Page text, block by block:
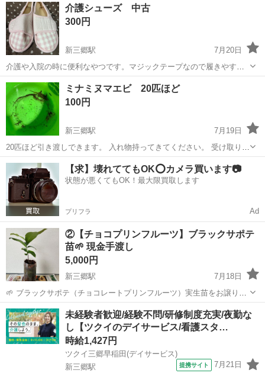
介護シューズ 中古
300円
新三郷駅
7月20日
介護や入院の時に便利なやつです。マジックテープなので履きやすい
です。23から２５センチくらいまで大丈夫だと思います。1週間くらい
使用して、少し保存していましたので神経質な方はご遠慮ください。
埼玉 三郷市 新三郷駅 その他 シューズ
ミナミヌマエビ 20匹ほど
100円
新三郷駅
7月19日
20匹ほど引き渡しできます。 入れ物持ってきてください。 受け取りは
2026/07/19〜20です。 希望時間、日曜コメントください。 〒341-0004
埼玉県三郷市上彦名６６６−３
埼玉 三郷市 新三郷駅 その他
【求】壊れててもOK⭕️カメラ買います📷
状態が悪くてもOK！最大限買取します
プリフラ Ad
②【チョコプリンフルーツ】ブラックサポテ
苗🌱 現金手渡し
5,000円
新三郷駅
7月18日
🌱 ブラックサポテ（チョコレートプリンフルーツ）実生苗をお譲りし
ます 沖縄から仕入れた種を発芽させ、育てたブラックサポテの実生苗
です。 希少な植物のため、探していた方にお譲りできればと思いま
す。 ■ 価格 ...
埼玉 三郷市 新三郷駅 その他 植物
未経験者歓迎/経験不問/研修制度充実/夜勤な
し【ツクイのデイサービス/看護スタ…
時給1,427円
ツクイ三郷早稲田(デイサービス)
新三郷駅
提携サイト 7月21日